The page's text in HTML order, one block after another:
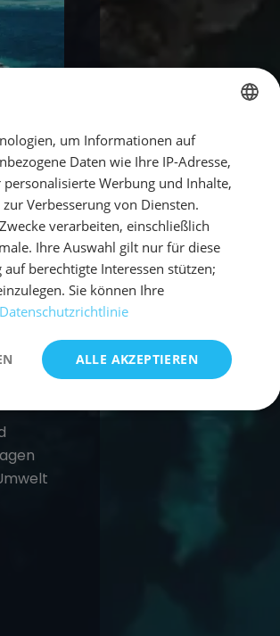
GERMAN
um Informationen auf
Daten wie Ihre IP-Adresse,
Werbung und Inhalte,
Verbesserung von Diensten.
verarbeiten, einschließlich
Ihre Auswahl gilt nur für diese
berechtigte Interessen stützen;
Sie können Ihre
Datenschutzrichtlinie
ALLE AKZEPTIEREN